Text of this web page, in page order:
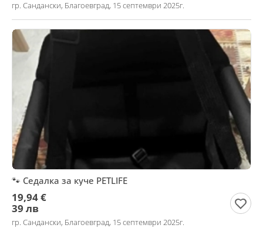
гр. Сандански, Благоевград, 15 септември 2025г.
🐾 Седалка за куче PETLIFE
19,94 €
39 лв
гр. Сандански, Благоевград, 15 септември 2025г.